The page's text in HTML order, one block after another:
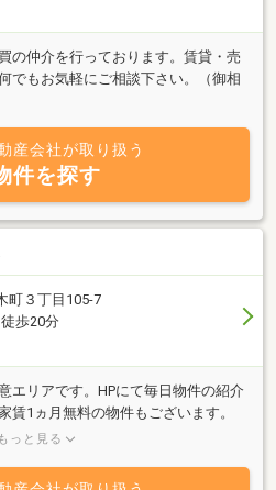
の仲介を行っております。賃貸・売
でもお気軽にご相談下さい。（御相
産会社が取り扱う
件を探す
町３丁目105-7
歩20分
エリアです。HPにて毎日物件の紹介
賃1ヵ月無料の物件もございます。
にLINE・電話・メールにてお問合せ
もっと見る